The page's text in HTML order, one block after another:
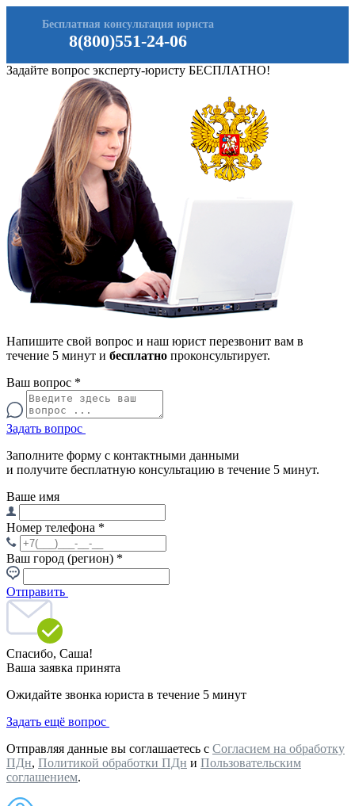
8(800)551-24-06
Бесплатная консультация юриста
Задайте вопрос эксперту-юристу БЕСПЛАТНО!
Напишите свой вопрос и наш юрист перезвонит вам в
течение 5 минут и бесплатно проконсультирует.
Ваш вопрос *
Задать вопрос
Заполните форму с контактными данными
и получите бесплатную консультацию в течение 5 минут.
Ваше имя
Номер телефона *
Ваш город (регион) *
Отправить
Спасибо, Саша!
Ваша заявка принята
Ожидайте звонка юриста в течение 5 минут
Задать ещё вопрос
Отправляя данные вы соглашаетесь с Согласием на обработку
ПДн, Политикой обработки ПДн и Пользовательским
соглашением.